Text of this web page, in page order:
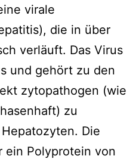
virale
die in über
verläuft. Das Virus
und gehört zu den
zytopathogen (wie
zu
Die
ein Polyprotein von